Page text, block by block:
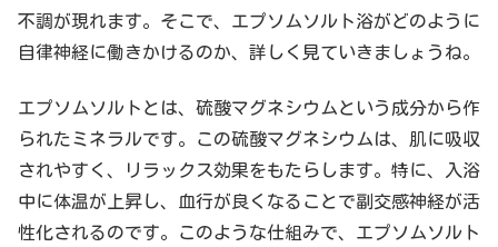
不調が現れます。そこで、エプソムソルト浴がどのように
自律神経に働きかけるのか、詳しく見ていきましょうね。
エプソムソルトとは、硫酸マグネシウムという成分から作
られたミネラルです。この硫酸マグネシウムは、肌に吸収
されやすく、リラックス効果をもたらします。特に、入浴
中に体温が上昇し、血行が良くなることで副交感神経が活
性化されるのです。このような仕組みで、エプソムソルト